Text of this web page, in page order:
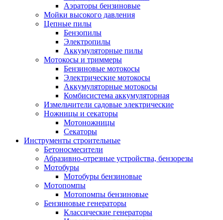
Аэраторы бензиновые
Мойки высокого давления
Цепные пилы
Бензопилы
Электропилы
Аккумуляторные пилы
Мотокосы и триммеры
Бензиновые мотокосы
Электрические мотокосы
Аккумуляторные мотокосы
Комбисистема аккумуляторная
Измельчители садовые электрические
Ножницы и секаторы
Мотоножницы
Секаторы
Инструменты строительные
Бетоносмесители
Абразивно-отрезные устройства, бензорезы
Мотобуры
Мотобуры бензиновые
Мотопомпы
Мотопомпы бензиновые
Бензиновые генераторы
Классические генераторы